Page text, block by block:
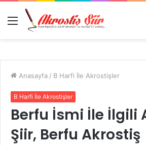
Menü
Anasayfa / B Harfi İle Akrostişler
B Harfi İle Akrostişler
Berfu İsmi İle İlgili
Şiir, Berfu Akrostiş